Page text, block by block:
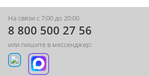
На связи с 7:00 до 20:00
8 800 500 27 56
или пишите в мессенджер: